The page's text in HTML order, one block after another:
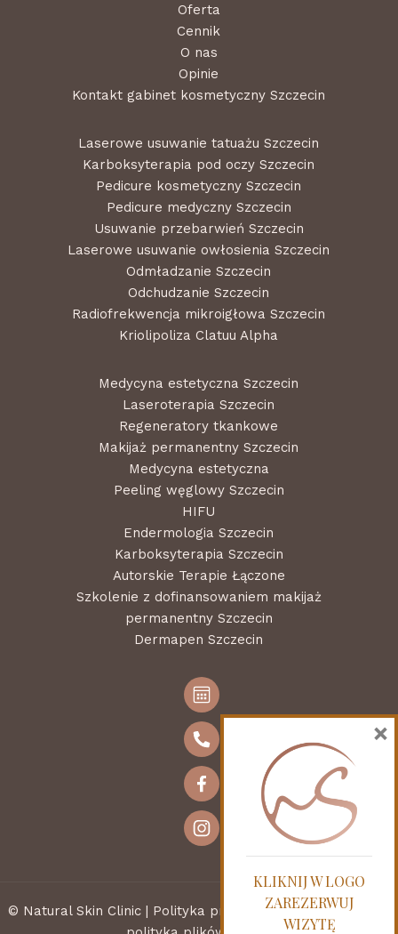
Oferta
Cennik
O nas
Opinie
Kontakt gabinet kosmetyczny Szczecin
Laserowe usuwanie tatuażu Szczecin
Karboksyterapia pod oczy Szczecin
Pedicure kosmetyczny Szczecin
Pedicure medyczny Szczecin
Usuwanie przebarwień Szczecin
Laserowe usuwanie owłosienia Szczecin
Odmładzanie Szczecin
Odchudzanie Szczecin
Radiofrekwencja mikroigłowa Szczecin
Kriolipoliza Clatuu Alpha
Medycyna estetyczna Szczecin
Laseroterapia Szczecin
Regeneratory tkankowe
Makijaż permanentny Szczecin
Medycyna estetyczna
Peeling węglowy Szczecin
HIFU
Endermologia Szczecin
Karboksyterapia Szczecin
Autorskie Terapie Łączone
Szkolenie z dofinansowaniem makijaż
permanentny Szczecin
Dermapen Szczecin
© Natural Skin Clinic | Polityka prywatności, polityka opinii,
KLIKNIJ W LOGO
ZAREZERWUJ
WIZYTĘ
×